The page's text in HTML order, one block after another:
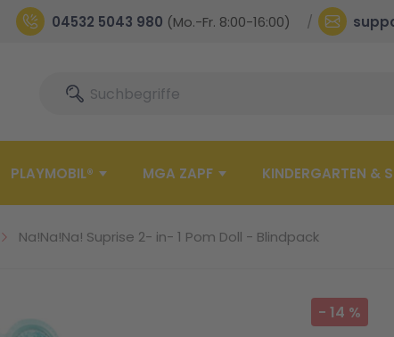
04532 5043 980 (Mo.-Fr. 8:00-16:00)
SucheSuche
PLAYMOBIL® MGA ZAPF KINDERGARTEN &
Na!Na!Na! Suprise 2- in- 1 Pom Doll - Blindpack
- 14 %